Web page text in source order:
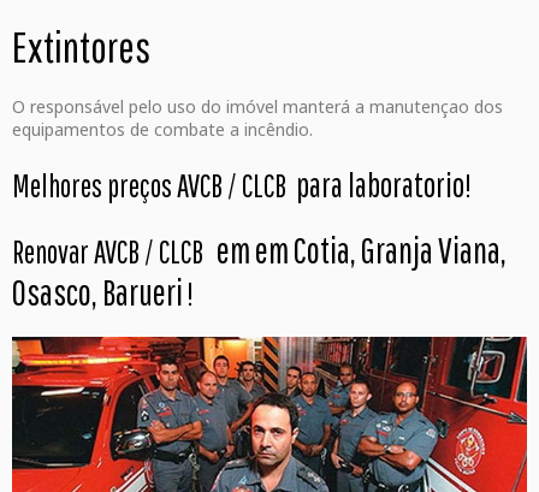
Extintores
O responsável pelo uso do imóvel manterá a manutençao dos
equipamentos de combate a incêndio.
Melhores preços AVCB / CLCB para laboratorio!
Renovar AVCB / CLCB em em Cotia, Granja Viana,
Osasco, Barueri !